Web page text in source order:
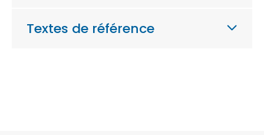
Textes de référence